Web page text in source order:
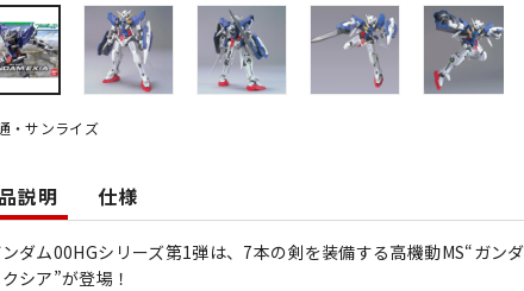
・サンライズ
説明 仕様
ダム00HGシリーズ第1弾は、7本の剣を装備する高機動MS“ガンダ
シア”が登場！